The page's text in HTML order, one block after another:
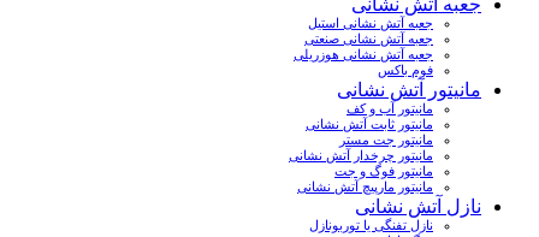
جعبه آتش نشانی استیل
جعبه آتش نشانی صنعتی
جعبه آتش نشانی هوزریلی
فوم باکس
مانیتور آتش نشانی
مانیتور آب و کف
مانیتور ثابت آتش نشانی
مانیتور جت مستر
مانیتور چرخدار آتش نشانی
مانیتور فوگ و جت
مانیتور مارپیچ آتش نشانی
نازل آتش نشانی
نازل تفنگی یا توربونازل